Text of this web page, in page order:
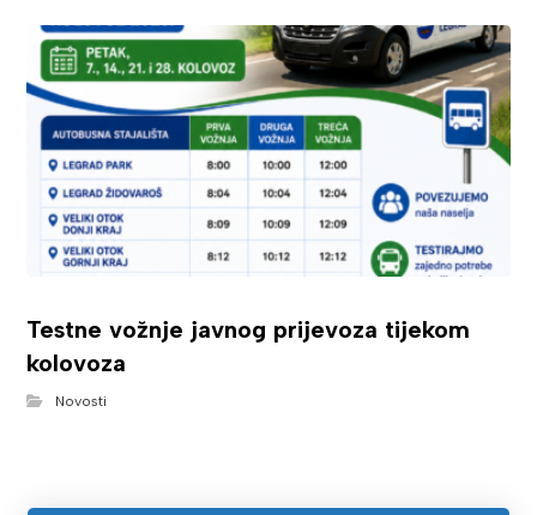
Testne vožnje javnog prijevoza tijekom
kolovoza
Novosti